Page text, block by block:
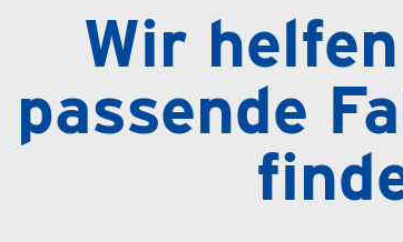
Wir
passende